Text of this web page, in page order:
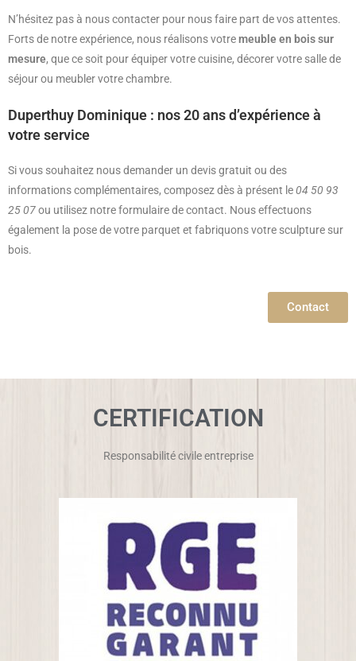
N’hésitez pas à nous contacter pour nous faire part de vos attentes.
Forts de notre expérience, nous réalisons votremeuble en bois sur
mesure, que ce soit pour équiper votre cuisine, décorer votre salle de
séjour ou meubler votre chambre.
Duperthuy Dominique : nos 20 ans d’expérience à
votre service
Si vous souhaitez nous demander un devis gratuit ou des
informations complémentaires, composez dès à présent le04 50 93
25 07ou utilisez notre formulaire de contact. Nous effectuons
également la pose de votre parquet et fabriquons votre sculpture sur
bois.
Contact
CERTIFICATION
Responsabilité civile entreprise